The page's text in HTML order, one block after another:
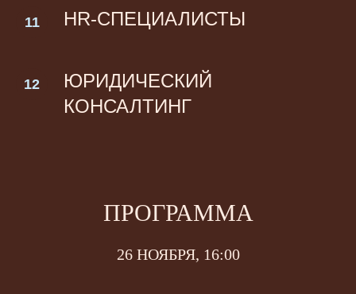
HR-СПЕЦИАЛИСТЫ
ЮРИДИЧЕСКИЙ
КОНСАЛТИНГ
ПРОГРАММА
26 НОЯБРЯ, 16:00